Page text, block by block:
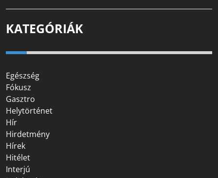
KATEGÓRIÁK
Egészség
Fókusz
Gasztro
Helytörténet
Hír
Hirdetmény
Hírek
Hitélet
Interjú